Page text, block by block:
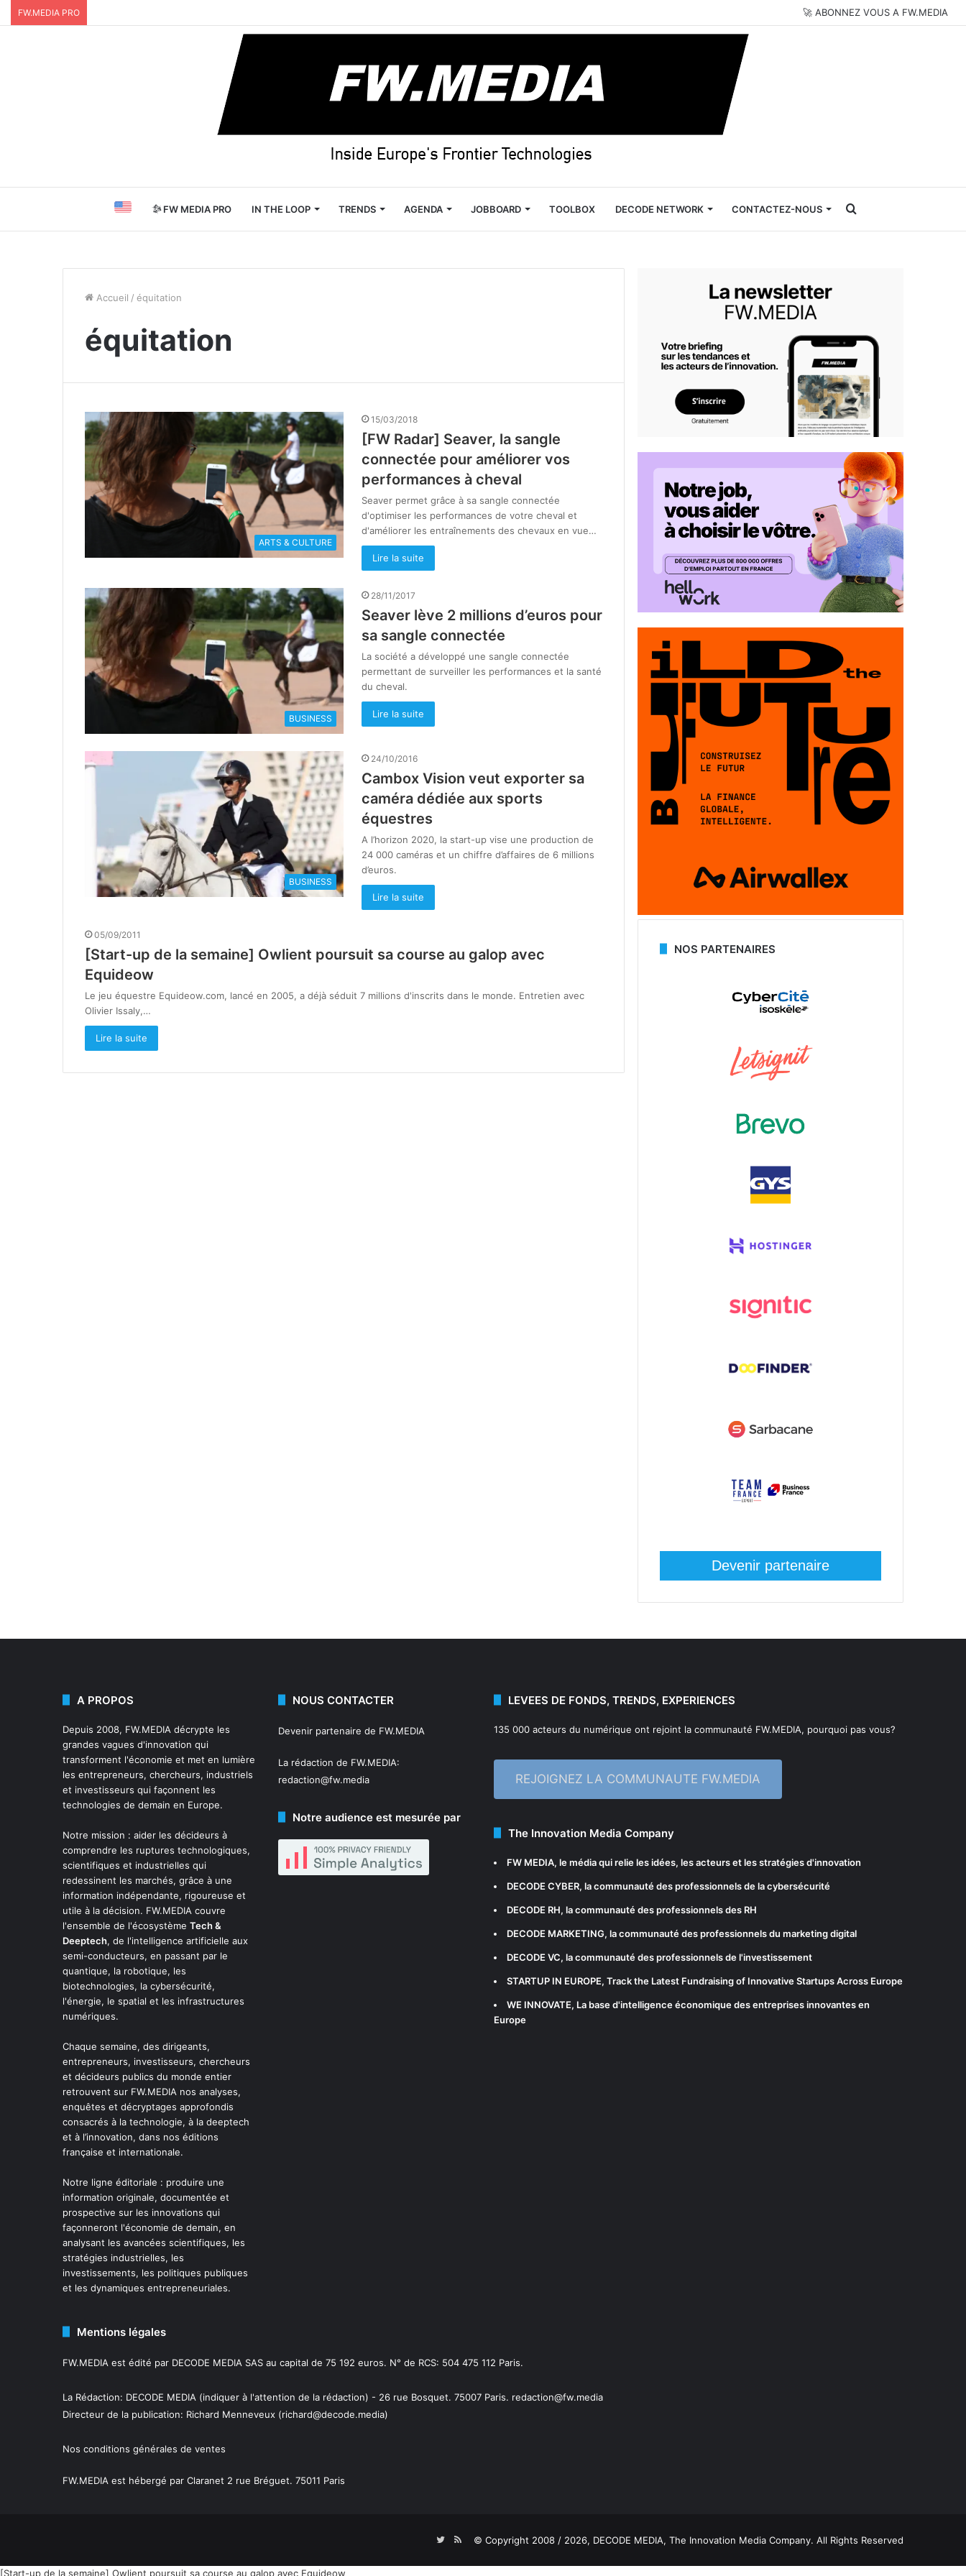
FW.MEDIA PRO 🚀 ABONNEZ VOUS A FW.MEDIA
FW MEDIA PRO IN THE LOOP TRENDS AGENDA JOBBOARD TOOLBOX DECODE NETWORK CONTACTEZ-NOUS Rechercher
Accueil / équitation
équitation
ARTS & CULTURE
15/03/2018
[FW Radar] Seaver, la sangle
connectée pour améliorer vos
performances à cheval
Seaver permet grâce à sa sangle connectée
d'optimiser les performances de votre cheval et
d'améliorer les entraînements des chevaux en vue…
Lire la suite
BUSINESS
28/11/2017
Seaver lève 2 millions d’euros pour
sa sangle connectée
La société a développé une sangle connectée
permettant de surveiller les performances et la santé
du cheval.
Lire la suite
BUSINESS
24/10/2016
Cambox Vision veut exporter sa
caméra dédiée aux sports
équestres
A l’horizon 2020, la start-up vise une production de
24 000 caméras et un chiffre d’affaires de 6 millions
d’euros.
Lire la suite
05/09/2011
[Start-up de la semaine] Owlient poursuit sa course au galop avec
Equideow
Le jeu équestre Equideow.com, lancé en 2005, a déjà séduit 7 millions d'inscrits dans le monde. Entretien avec
Olivier Issaly,…
Lire la suite
NOS PARTENAIRES
Devenir partenaire
A PROPOS
Depuis 2008, FW.MEDIA décrypte les
grandes vagues d'innovation qui
transforment l'économie et met en lumière
les entrepreneurs, chercheurs, industriels
et investisseurs qui façonnent les
technologies de demain en Europe.
Notre mission : aider les décideurs à
comprendre les ruptures technologiques,
scientifiques et industrielles qui
redessinent les marchés, grâce à une
information indépendante, rigoureuse et
utile à la décision. FW.MEDIA couvre
l'ensemble de l'écosystème Tech &
Deeptech, de l'intelligence artificielle aux
semi-conducteurs, en passant par le
quantique, la robotique, les
biotechnologies, la cybersécurité,
l'énergie, le spatial et les infrastructures
numériques.
Chaque semaine, des dirigeants,
entrepreneurs, investisseurs, chercheurs
et décideurs publics du monde entier
retrouvent sur FW.MEDIA nos analyses,
enquêtes et décryptages approfondis
consacrés à la technologie, à la deeptech
et à l’innovation, dans nos éditions
française et internationale.
Notre ligne éditoriale : produire une
information originale, documentée et
prospective sur les innovations qui
façonneront l'économie de demain, en
analysant les avancées scientifiques, les
stratégies industrielles, les
investissements, les politiques publiques
et les dynamiques entrepreneuriales.
NOUS CONTACTER
Devenir partenaire de FW.MEDIA
La rédaction de FW.MEDIA:
redaction@fw.media
Notre audience est mesurée par
LEVEES DE FONDS, TRENDS, EXPERIENCES
135 000 acteurs du numérique ont rejoint la communauté FW.MEDIA, pourquoi pas vous?
REJOIGNEZ LA COMMUNAUTE FW.MEDIA
The Innovation Media Company
FW MEDIA, le média qui relie les idées, les acteurs et les stratégies d'innovation
DECODE CYBER, la communauté des professionnels de la cybersécurité
DECODE RH, la communauté des professionnels des RH
DECODE MARKETING, la communauté des professionnels du marketing digital
DECODE VC, la communauté des professionnels de l'investissement
STARTUP IN EUROPE, Track the Latest Fundraising of Innovative Startups Across Europe
WE INNOVATE, La base d'intelligence économique des entreprises innovantes en
Europe
Mentions légales
FW.MEDIA est édité par DECODE MEDIA SAS au capital de 75 192 euros. N° de RCS: 504 475 112 Paris.
La Rédaction: DECODE MEDIA (indiquer à l'attention de la rédaction) - 26 rue Bosquet. 75007 Paris. redaction@fw.media
Directeur de la publication: Richard Menneveux (richard@decode.media)
Nos conditions générales de ventes
FW.MEDIA est hébergé par Claranet 2 rue Bréguet. 75011 Paris
© Copyright 2008 / 2026, DECODE MEDIA, The Innovation Media Company. All Rights Reserved
Twitter
RSS
[Start-up de la semaine] Owlient poursuit sa course au galop avec Equideow